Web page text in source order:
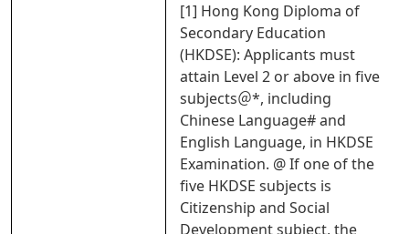
[1] Hong Kong Diploma of
Secondary Education
(HKDSE): Applicants must
attain Level 2 or above in five
subjects＠*, including
Chinese Language# and
English Language, in HKDSE
Examination. @ If one of the
five HKDSE subjects is
Citizenship and Social
Development subject, the